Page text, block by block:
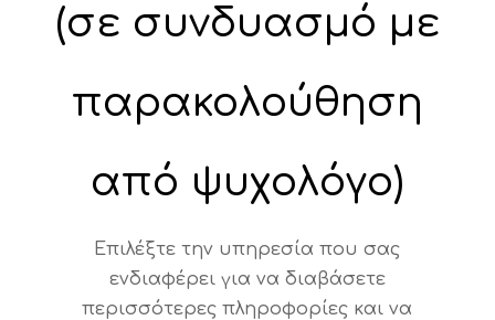
(σε συνδυασμό με
παρακολούθηση
από ψυχολόγο)
Επιλέξτε την υπηρεσία που σας
ενδιαφέρει για να διαβάσετε
περισσότερες πληροφορίες και να